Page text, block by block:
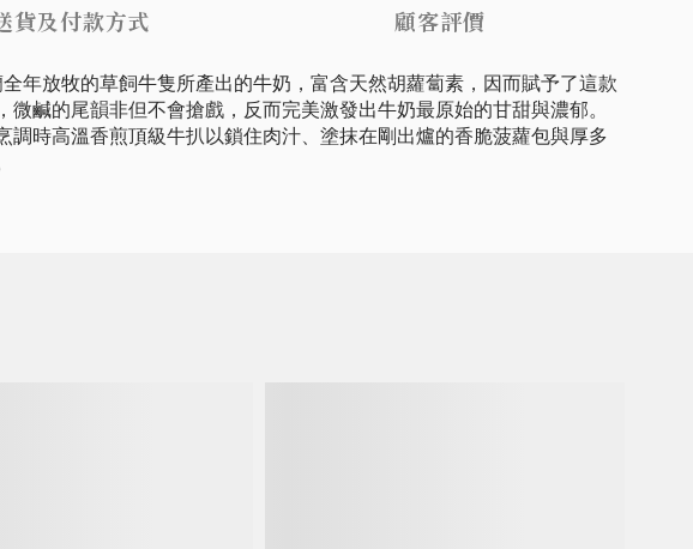
貨及付款方式 顧客評價
年放牧的草飼牛隻所產出的牛奶，富含天然胡蘿蔔素，因而賦予了這款
鹹的尾韻非但不會搶戲，反而完美激發出牛奶最原始的甘甜與濃郁。
時高溫香煎頂級牛扒以鎖住肉汁、塗抹在剛出爐的香脆菠蘿包與厚多